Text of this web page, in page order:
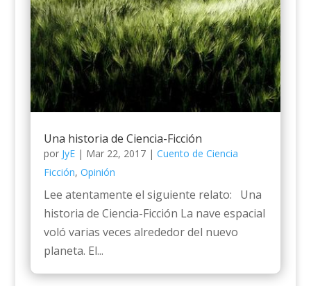
Una historia de Ciencia-Ficción
por JyE| Mar 22, 2017| Cuento de Ciencia
Ficción, Opinión
Lee atentamente el siguiente relato: Una
historia de Ciencia-Ficción La nave espacial
voló varias veces alrededor del nuevo
planeta. El...